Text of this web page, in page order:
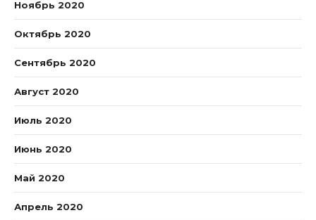
Ноябрь 2020
Октябрь 2020
Сентябрь 2020
Август 2020
Июль 2020
Июнь 2020
Май 2020
Апрель 2020